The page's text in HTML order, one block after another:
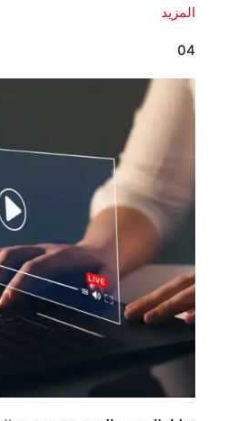
المزيد
04